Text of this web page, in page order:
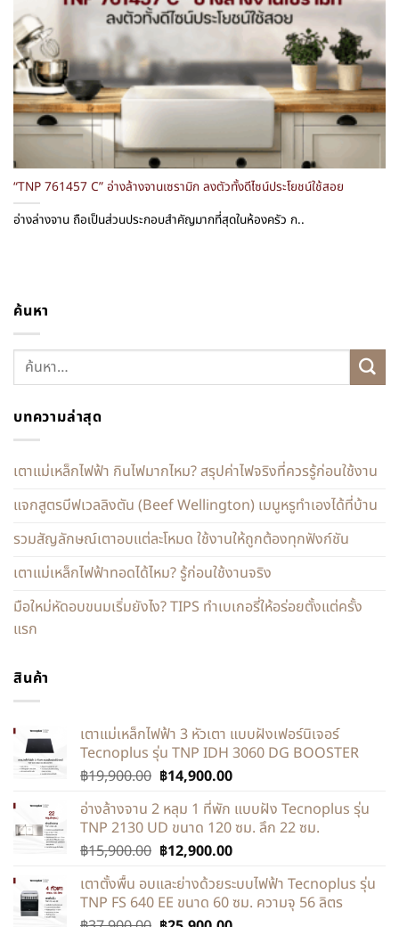
“TNP 761457 C” อ่างล้างจานเซรามิก ลงตัวทั้งดีไซน์ประโยชน์ใช้สอย
อ่างล่างจาน ถือเป็นส่วนประกอบสำคัญมากที่สุดในห้องครัว ก..
ค้นหา
บทความล่าสุด
เตาแม่เหล็กไฟฟ้า กินไฟมากไหม? สรุปค่าไฟจริงที่ควรรู้ก่อนใช้งาน
แจกสูตรบีฟเวลลิงตัน (Beef Wellington) เมนูหรูทำเองได้ที่บ้าน
รวมสัญลักษณ์เตาอบแต่ละโหมด ใช้งานให้ถูกต้องทุกฟังก์ชัน
เตาแม่เหล็กไฟฟ้าทอดได้ไหม? รู้ก่อนใช้งานจริง
มือใหม่หัดอบขนมเริ่มยังไง? TIPS ทำเบเกอรี่ให้อร่อยตั้งแต่ครั้ง
แรก
สินค้า
เตาแม่เหล็กไฟฟ้า 3 หัวเตา แบบฝังเฟอร์นิเจอร์
Tecnoplus รุ่น TNP IDH 3060 DG BOOSTER
฿19,900.00 ฿14,900.00
อ่างล้างจาน 2 หลุม 1 ที่พัก แบบฝัง Tecnoplus รุ่น
TNP 2130 UD ขนาด 120 ซม. ลึก 22 ซม.
฿15,900.00 ฿12,900.00
เตาตั้งพื้น อบและย่างด้วยระบบไฟฟ้า Tecnoplus รุ่น
TNP FS 640 EE ขนาด 60 ซม. ความจุ 56 ลิตร